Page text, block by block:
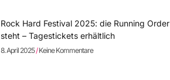
Rock Hard Festival 2025: die Running Order
steht – Tagestickets erhältlich
8. April 2025 Keine Kommentare